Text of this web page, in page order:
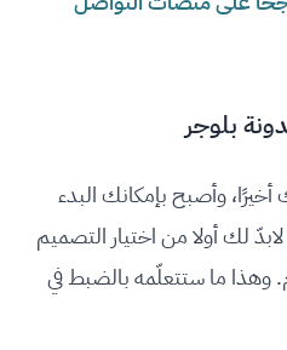
بلوجر
وأصبح بإمكانك البدء
لك أولا من اختيار التصميم
وهذا ما ستتعلّمه بالضبط في